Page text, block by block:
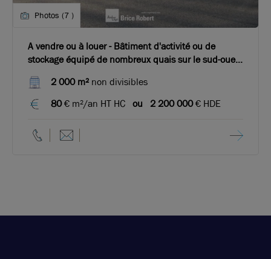
Photos (7 )
A vendre ou à louer - Bâtiment d'activité ou de
stockage équipé de nombreux quais sur le sud-ouest
2 000 m² non divisibles
80€ m²/an HT HC ou 2 200 000€ HDE